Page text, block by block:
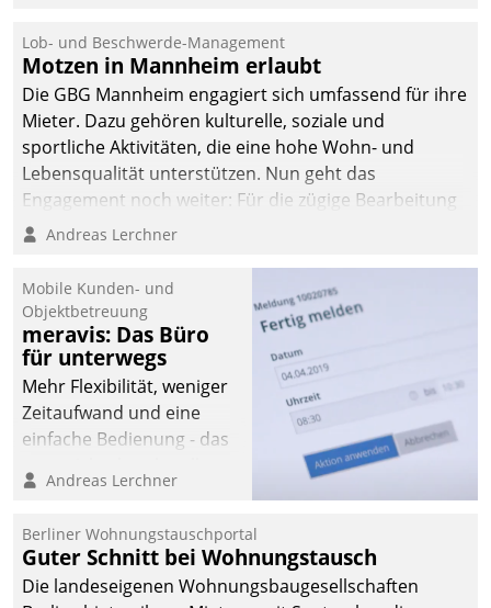
Lob- und Beschwerde-Management
Motzen in Mannheim erlaubt
Die GBG Mannheim engagiert sich umfassend für ihre
Mieter. Dazu gehören kulturelle, soziale und
sportliche Aktivitäten, die eine hohe Wohn- und
Lebensqualität unterstützen. Nun geht das
Engagement noch weiter: Für die zügige Bearbeitung
von Beschwerden – oder Lob – richtet das
und Beschwerde-Management einen eigenen Kanal
ein.
Andreas Lerchner
Mobile Kunden- und
Objektbetreuung
meravis: Das Büro
für unterwegs
Mehr Flexibilität, weniger
Zeitaufwand und eine
einfache Bedienung - das
Cockpit für mobile
Datatrain. Die meravis
Wohnungsbau- und
Immobilien GmbH hat
Andreas Lerchner
Berliner Wohnungstauschportal
Guter Schnitt bei Wohnungstausch
Die landeseigenen Wohnungsbaugesellschaften